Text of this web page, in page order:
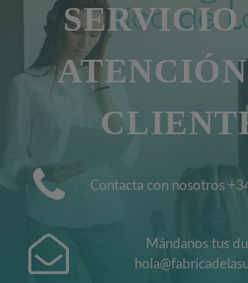
SERVICIO
Contacta con nosotros
Mándanos tus